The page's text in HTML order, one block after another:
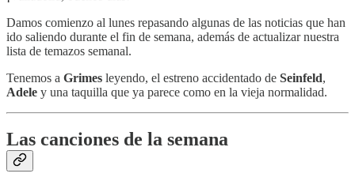
Damos comienzo al lunes repasando algunas de las noticias que han
ido saliendo durante el fin de semana, además de actualizar nuestra
lista de temazos semanal.
Tenemos a Grimes leyendo, el estreno accidentado de Seinfeld,
Adele y una taquilla que ya parece como en la vieja normalidad.
Las canciones de la semana